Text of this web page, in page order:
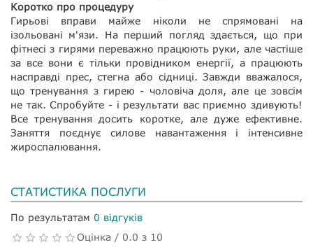
Коротко про процедуру
Гирьові вправи майже ніколи не спрямовані на
ізольовані м'язи. На перший погляд здається, що при
фітнесі з гирями переважно працюють руки, але частіше
за все вони є тільки провідником енергії, а працюють
насправді прес, стегна або сідниці. Завжди вважалося,
що тренування з гирею - чоловіча доля, але це зовсім
не так. Спробуйте - і результати вас приємно здивують!
Все тренування досить коротке, але дуже ефективне.
Заняття поєднує силове навантаження і інтенсивне
жироспалювання.
СТАТИСТИКА ПОСЛУГИ
По результатам 0 відгуків
Оцінка / 0.0 з 10